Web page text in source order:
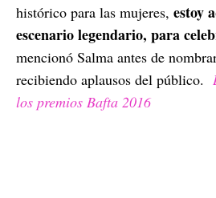
histórico para las mujeres, estoy
escenario legendario, para
mencionó Salma antes de
recibiendo aplausos del público.
los premios Bafta 2016